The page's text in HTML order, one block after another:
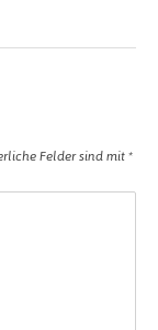
Felder sind mit*